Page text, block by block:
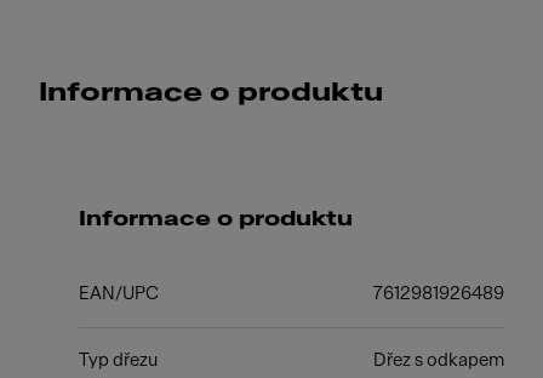
Informace o produktu
Informace o produktu
EAN/UPC 7612981926489
Typ dřezu Dřez s odkapem